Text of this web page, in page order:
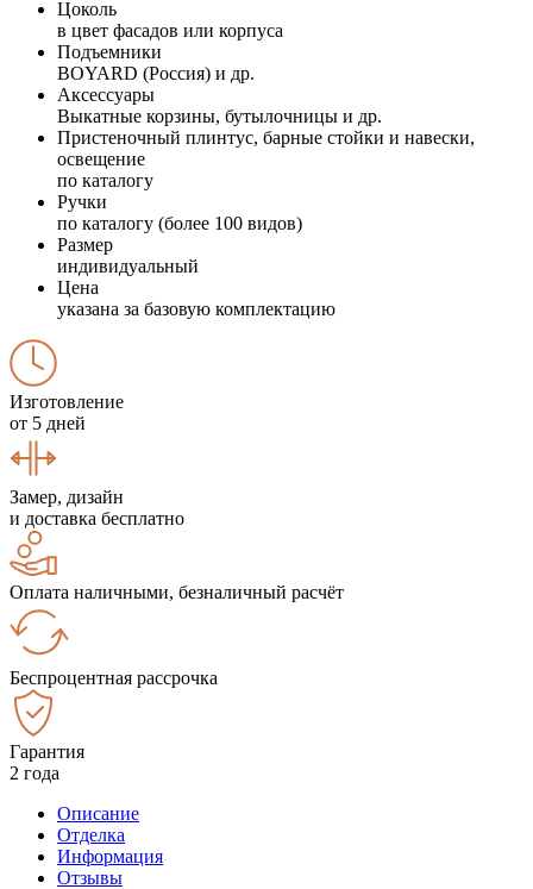
Цоколь
в цвет фасадов или корпуса
Подъемники
BOYARD (Россия) и др.
Аксессуары
Выкатные корзины, бутылочницы и др.
Пристеночный плинтус, барные стойки и навески,
освещение
по каталогу
Ручки
по каталогу (более 100 видов)
Размер
индивидуальный
Цена
указана за базовую комплектацию
Изготовление
от 5 дней
Замер, дизайн
и доставка бесплатно
Оплата наличными, безналичный расчёт
Беспроцентная рассрочка
Гарантия
2 года
Описание
Отделка
Информация
Отзывы